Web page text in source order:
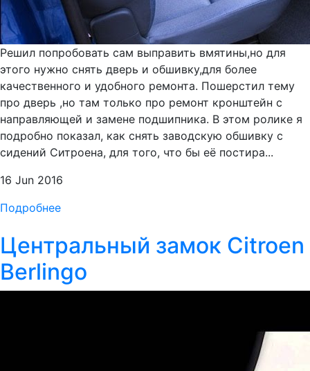
Решил попробовать сам выправить вмятины,но для
этого нужно снять дверь и обшивку,для более
качественного и удобного ремонта. Пошерстил тему
про дверь ,но там только про ремонт кронштейн с
направляющей и замене подшипника. В этом ролике я
подробно показал, как снять заводскую обшивку с
сидений Ситроена, для того, что бы её постира...
16 Jun 2016
Подробнее
Центральный замок Citroen
Berlingo